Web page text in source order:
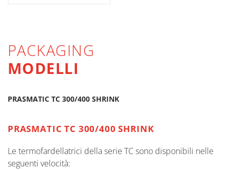
PACKAGING
MODELLI
PRASMATIC TC 300/400 SHRINK
PRASMATIC TC 300/400 SHRINK
Le termofardellatrici della serie TC sono disponibili nelle
seguenti velocità: